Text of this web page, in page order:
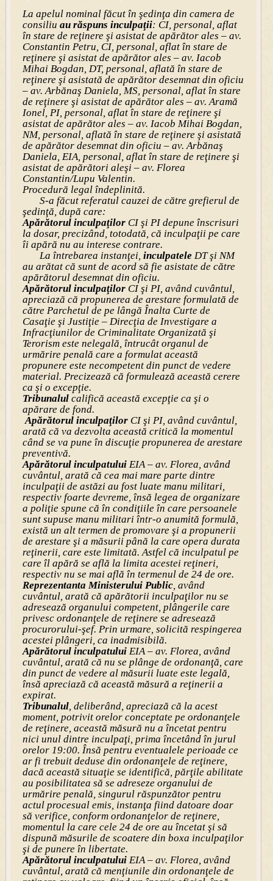
La apelul nominal făcut în şedinţa din camera de
consiliu au răspuns inculpaţii: CI, personal, aflat
în stare de reţinere şi asistat de apărător ales – av.
Constantin Petru, CI, personal, aflat în stare de
reţinere şi asistat de apărător ales – av. Iacob
Mihai Bogdan, DT, personal, aflată în stare de
reţinere şi asistată de apărător desemnat din oficiu
– av. Arbănaş Daniela, MS, personal, aflat în stare
de reţinere şi asistat de apărător ales – av. Aramă
Ionel, PI, personal, aflat în stare de reţinere şi
asistat de apărător ales – av. Iacob Mihai Bogdan,
NM, personal, aflată în stare de reţinere şi asistată
de apărător desemnat din oficiu – av. Arbănaş
Daniela, EIA, personal, aflat în stare de reţinere şi
asistat de apărători aleşi – av. Florea
Constantin/Lupu Valentin.
Procedură legal îndeplinită.
S-a făcut referatul cauzei de către grefierul de
şedinţă, după care:
Apărătorul inculpaţilor CI şi PI depune înscrisuri
la dosar, precizând, totodată, că inculpaţii pe care
îi apără nu au interese contrare.
La întrebarea instanţei, inculpatele DT şi NM
au arătat că sunt de acord să fie asistate de către
apărătorul desemnat din oficiu.
Apărătorul inculpaţilorCI şi PI, având cuvântul,
apreciază că propunerea de arestare formulată de
către Parchetul de pe lângă Înalta Curte de
Casaţie şi Justiţie – Direcţia de Investigare a
Infracţiunilor de Criminalitate Organizată şi
Terorism este nelegală, întrucât organul de
urmărire penală care a formulat această
propunere este necompetent din punct de vedere
material. Precizează că formulează această cerere
ca şi o excepţie.
Tribunalul califică această excepţie ca şi o
apărare de fond.
Apărătorul inculpaţilorCI şi PI, având cuvântul,
arată că va dezvolta această critică la momentul
când se va pune în discuţie propunerea de arestare
preventivă.
Apărătorul inculpatuluiEIA – av. Florea, având
cuvântul, arată că cea mai mare parte dintre
inculpaţii de astăzi au fost luate manu militari,
respectiv foarte devreme, însă legea de organizare
a poliţie spune că în condiţiile în care persoanele
sunt supuse manu militari într-o anumită formulă,
există un alt termen de promovare şi a propunerii
de arestare şi a măsurii până la care opera durata
reţinerii, care este limitată. Astfel că inculpatul pe
care îl apără se află la limita acestei reţineri,
respectiv nu se mai află în termenul de 24 de ore.
Reprezentanta Ministerului Public, având
cuvântul, arată că apărătorii inculpaţilor nu se
adresează organului competent, plângerile care
privesc ordonanţele de reţinere se adresează
procurorului-şef. Prin urmare, solicită respingerea
acestei plângeri, ca inadmisibilă.
Apărătorul inculpatuluiEIA – av. Florea, având
cuvântul, arată că nu se plânge de ordonanţă, care
din punct de vedere al măsurii luate este legală,
însă apreciază că această măsură a reţinerii a
expirat.
Tribunalul, deliberând, apreciază că la acest
moment, potrivit orelor conceptate pe ordonanţele
de reţinere, această măsură nu a încetat pentru
nici unul dintre inculpaţi, prima încetând în jurul
orelor 19:00. Însă pentru eventualele perioade ce
ar fi trebuit deduse din ordonanţele de reţinere,
dacă această situaţie se identifică, părţile abilitate
au posibilitatea să se adreseze organului de
urmărire penală, singurul răspunzător pentru
actul procesual emis, instanţa fiind datoare doar
să verifice, conform ordonanţelor de reţinere,
momentul la care cele 24 de ore au încetat şi să
dispună măsurile de scoatere din boxa inculpaţilor
şi de punere în libertate.
Apărătorul inculpatuluiEIA – av. Florea, având
cuvântul, arată că menţiunile din ordonanţele de